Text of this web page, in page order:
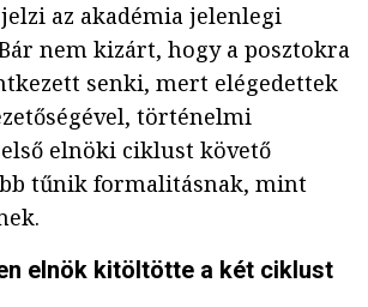
az akadémia jelenlegi
nem kizárt, hogy a posztokra
senki, mert elégedettek
történelmi
elnöki ciklust követő
tűnik formalitásnak, mint
elnök kitöltötte a két ciklust